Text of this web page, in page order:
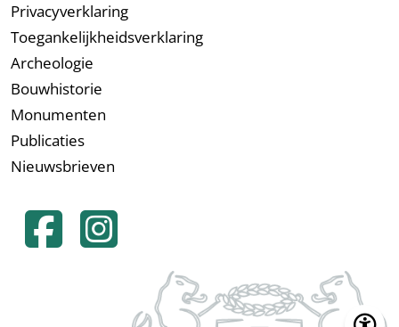
Privacyverklaring
Toegankelijkheidsverklaring
Archeologie
Bouwhistorie
Monumenten
Publicaties
Nieuwsbrieven